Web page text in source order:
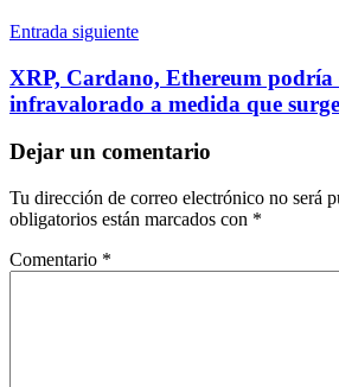
Entrada siguiente
XRP, Cardano, Ethereum podría
infravalorado a medida que
Dejar un comentario
Tu dirección de correo electrónico no será
obligatorios están marcados con *
Comentario *